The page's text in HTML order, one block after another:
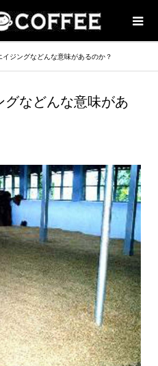
イジングなどんな意味があるのか？
グなどんな意味があ